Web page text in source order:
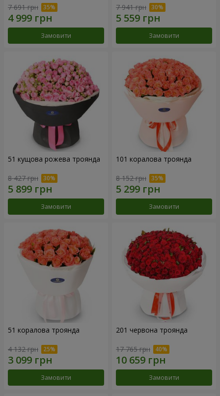
7 691 грн
Замовити
7 941 грн
Замовити
51 кущова рожева троянда
8 427 грн
Замовити
101 коралова троянда
8 152 грн
Замовити
51 коралова троянда
4 132 грн
Замовити
201 червона троянда
17 765 грн
Замовити